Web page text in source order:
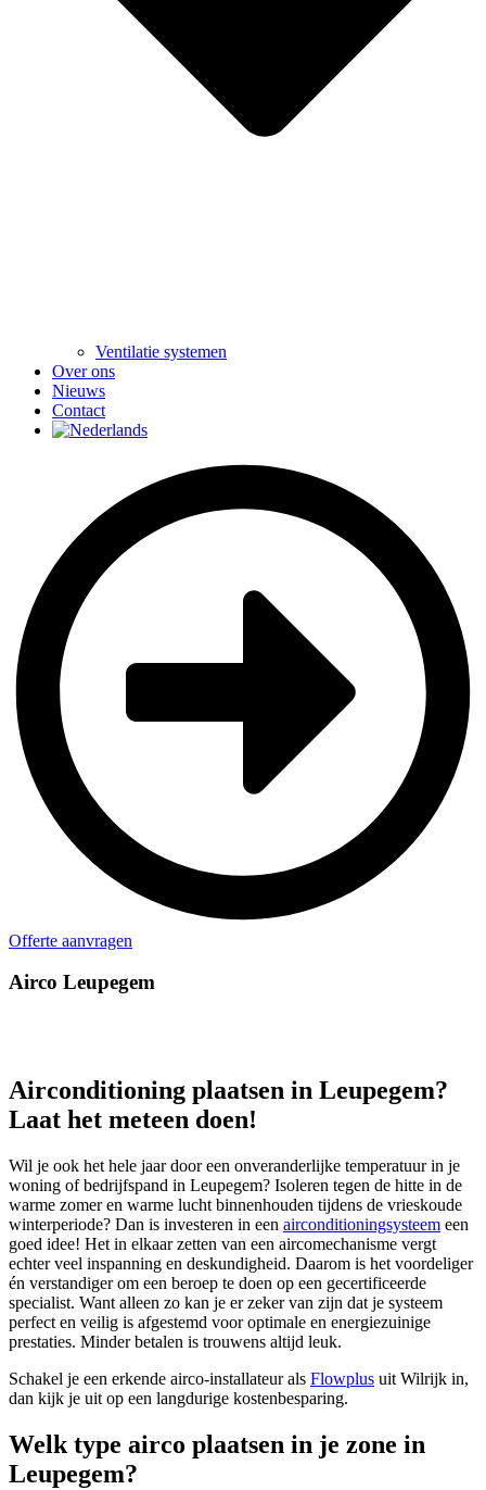
Ventilatie systemen
Over ons
Nieuws
Contact
Offerte aanvragen
Airco Leupegem
Airconditioning plaatsen in Leupegem?
Laat het meteen doen!
Wil je ook het hele jaar door een onveranderlijke temperatuur in je
woning of bedrijfspand in Leupegem? Isoleren tegen de hitte in de
warme zomer en warme lucht binnenhouden tijdens de vrieskoude
winterperiode? Dan is investeren in een airconditioningsysteem een
goed idee! Het in elkaar zetten van een aircomechanisme vergt
echter veel inspanning en deskundigheid. Daarom is het voordeliger
én verstandiger om een beroep te doen op een gecertificeerde
specialist. Want alleen zo kan je er zeker van zijn dat je systeem
perfect en veilig is afgestemd voor optimale en energiezuinige
prestaties. Minder betalen is trouwens altijd leuk.
Schakel je een erkende airco-installateur als Flowplus uit Wilrijk in,
dan kijk je uit op een langdurige kostenbesparing.
Welk type airco plaatsen in je zone in
Leupegem?